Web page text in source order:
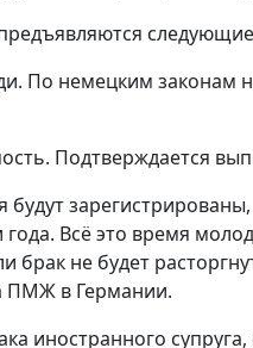
По немецким законам
Подтверждается
Всё это время
брак не будет
ПМЖ в Германии.
иностранного супруга,